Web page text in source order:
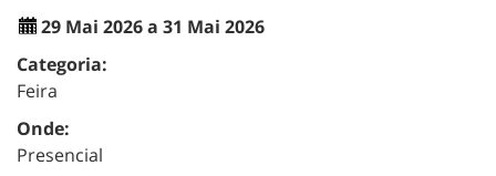
29 Mai 2026 a 31 Mai 2026
Categoria:
Feira
Onde:
Presencial